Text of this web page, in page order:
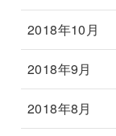
2018年10月
2018年9月
2018年8月